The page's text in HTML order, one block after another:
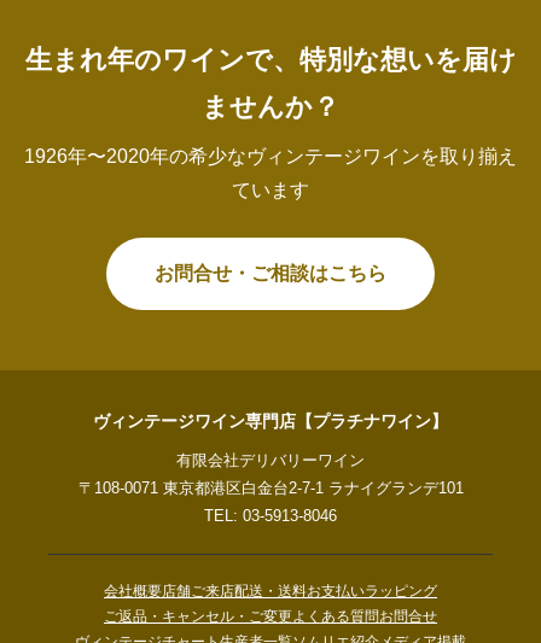
生まれ年のワインで、特別な想いを届け
ませんか？
1926年〜2020年の希少なヴィンテージワインを取り揃え
ています
お問合せ・ご相談はこちら
ヴィンテージワイン専門店【プラチナワイン】
有限会社デリバリーワイン
〒108-0071 東京都港区白金台2-7-1 ラナイグランデ101
TEL: 03-5913-8046
会社概要店舗ご来店配送・送料お支払いラッピング
ご返品・キャンセル・ご変更よくある質問お問合せ